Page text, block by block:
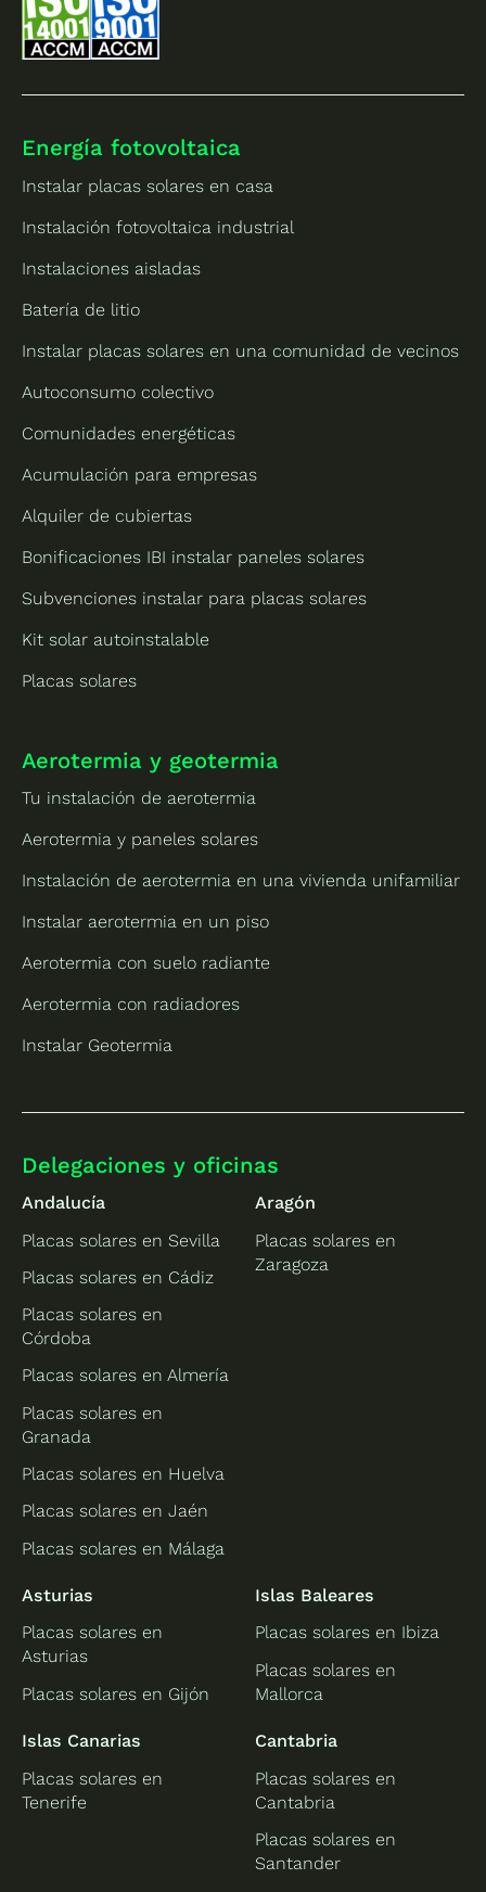
Energía fotovoltaica
Instalar placas solares en casa
Instalación fotovoltaica industrial
Instalaciones aisladas
Batería de litio
Instalar placas solares en una comunidad de vecinos
Autoconsumo colectivo
Comunidades energéticas
Acumulación para empresas
Alquiler de cubiertas
Bonificaciones IBI instalar paneles solares
Subvenciones instalar para placas solares
Kit solar autoinstalable
Placas solares
Aerotermia y geotermia
Tu instalación de aerotermia
Aerotermia y paneles solares
Instalación de aerotermia en una vivienda unifamiliar
Instalar aerotermia en un piso
Aerotermia con suelo radiante
Aerotermia con radiadores
Instalar Geotermia
Delegaciones y oficinas
Andalucía
Placas solares en Sevilla
Placas solares en Cádiz
Placas solares en
Córdoba
Placas solares en Almería
Placas solares en
Granada
Placas solares en Huelva
Placas solares en Jaén
Placas solares en Málaga
Aragón
Placas solares en
Zaragoza
Asturias
Placas solares en
Asturias
Placas solares en Gijón
Islas Baleares
Placas solares en Ibiza
Placas solares en
Mallorca
Islas Canarias
Placas solares en
Tenerife
Cantabria
Placas solares en
Cantabria
Placas solares en
Santander